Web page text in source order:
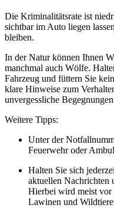
Die Kriminalitätsrate ist
sichtbar im Auto liegen
bleiben.
In der Natur können Ihnen
manchmal auch Wölfe.
Fahrzeug und füttern Sie
klare Hinweise zum
unvergessliche
Weitere Tipps:
Unter der
Feuerwehr oder
Halten Sie sich
aktuellen Nachrichten
Hierbei wird meist vor
Lawinen und